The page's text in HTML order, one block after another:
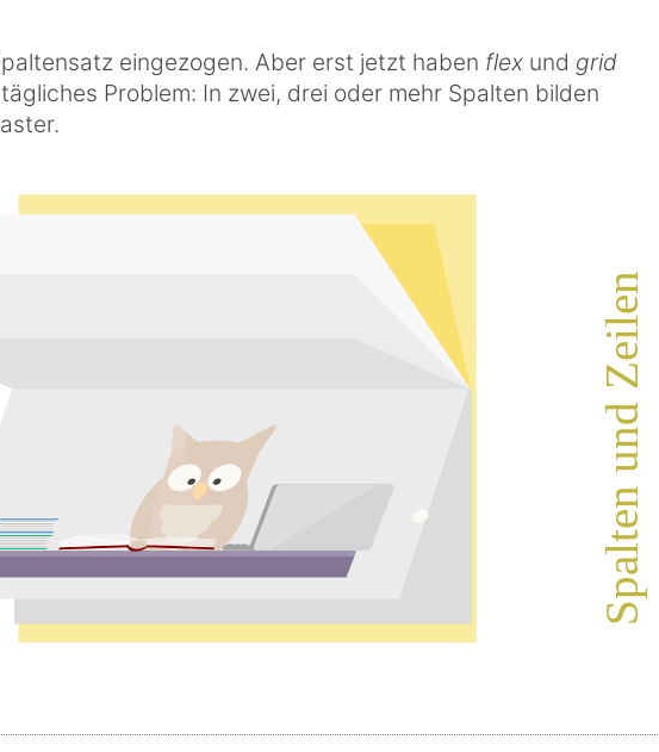
eingezogen. Aber erst jetzt haben flexund grid
Problem: In zwei, drei oder mehr Spalten bilden